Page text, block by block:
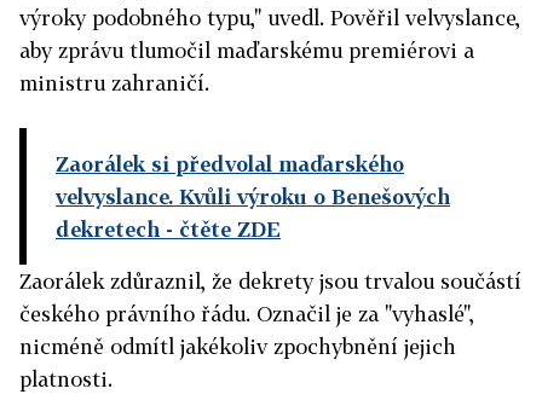
výroky podobného typu," uvedl. Pověřil velvyslance,
aby zprávu tlumočil maďarskému premiérovi a
ministru zahraničí.
Zaorálek si předvolal maďarského
velvyslance. Kvůli výroku o Benešových
dekretech - čtěte ZDE
Zaorálek zdůraznil, že dekrety jsou trvalou součástí
českého právního řádu. Označil je za "vyhaslé",
nicméně odmítl jakékoliv zpochybnění jejich
platnosti.